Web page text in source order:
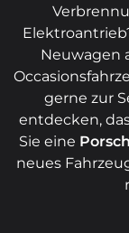
Neuwagen
gerne zur
entdecken,
Sie eine
neues